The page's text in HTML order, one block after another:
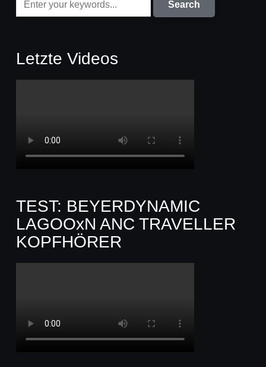
Letzte Videos
TEST: BEYERDYNAMIC
LAGOOxN ANC TRAVELLER
KOPFHÖRER